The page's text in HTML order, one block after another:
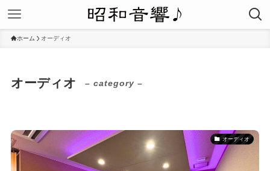
ホーム オーディオ
オーディオ – category –
オーディオ